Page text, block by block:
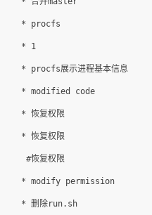
    * procfs
    * 1
    * procfs展示进程基本信息
    * modified code
    * 恢复权限
    * 恢复权限
     #恢复权限
    * modify permission
    * 删除run.sh